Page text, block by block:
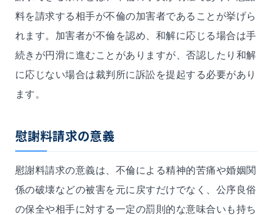
料を請求する相手が不倫の加害者であることが挙げら
れます。加害者が不倫を認め、和解に応じる場合は手
続きが円滑に進むことがありますが、否認したり和解
に応じない場合は裁判所に訴訟を提起する必要があり
ます。
慰謝料請求の意義
慰謝料請求の意義は、不倫による精神的苦痛や婚姻関
係の破壊などの被害を元に戻すだけでなく、公序良俗
の保全や相手に対する一定の罰則的な意味合いも持ち